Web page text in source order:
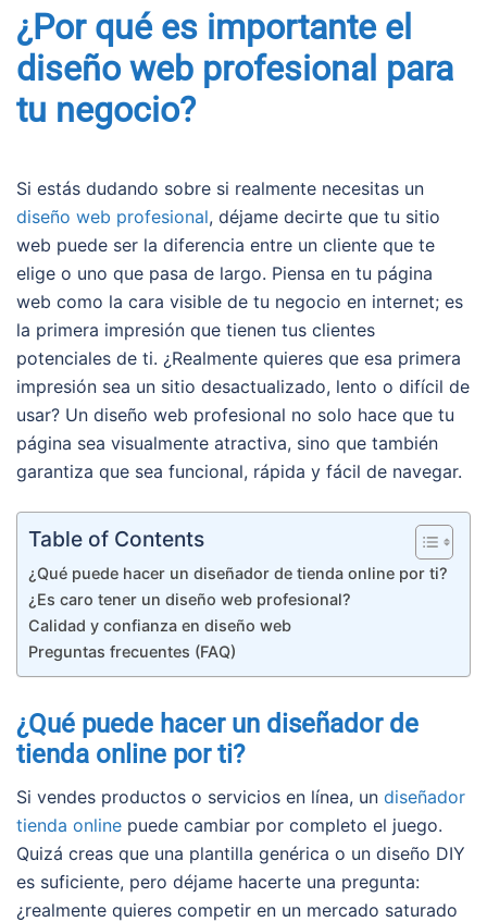
¿Por qué es importante el
diseño web profesional para
tu negocio?
Si estás dudando sobre si realmente necesitas un
diseño web profesional, déjame decirte que tu sitio
web puede ser la diferencia entre un cliente que te
elige o uno que pasa de largo. Piensa en tu página
web como la cara visible de tu negocio en internet; es
la primera impresión que tienen tus clientes
potenciales de ti. ¿Realmente quieres que esa primera
impresión sea un sitio desactualizado, lento o difícil de
usar? Un diseño web profesional no solo hace que tu
página sea visualmente atractiva, sino que también
garantiza que sea funcional, rápida y fácil de navegar.
Table of Contents
¿Qué puede hacer un diseñador de tienda online por ti?
¿Es caro tener un diseño web profesional?
Calidad y confianza en diseño web
Preguntas frecuentes (FAQ)
¿Qué puede hacer un diseñador de
tienda online por ti?
Si vendes productos o servicios en línea, un diseñador
tienda online puede cambiar por completo el juego.
Quizá creas que una plantilla genérica o un diseño DIY
es suficiente, pero déjame hacerte una pregunta:
¿realmente quieres competir en un mercado saturado